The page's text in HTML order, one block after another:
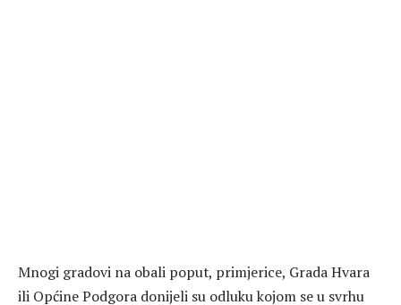
Mnogi gradovi na obali poput, primjerice, Grada Hvara
ili Općine Podgora donijeli su odluku kojom se u svrhu